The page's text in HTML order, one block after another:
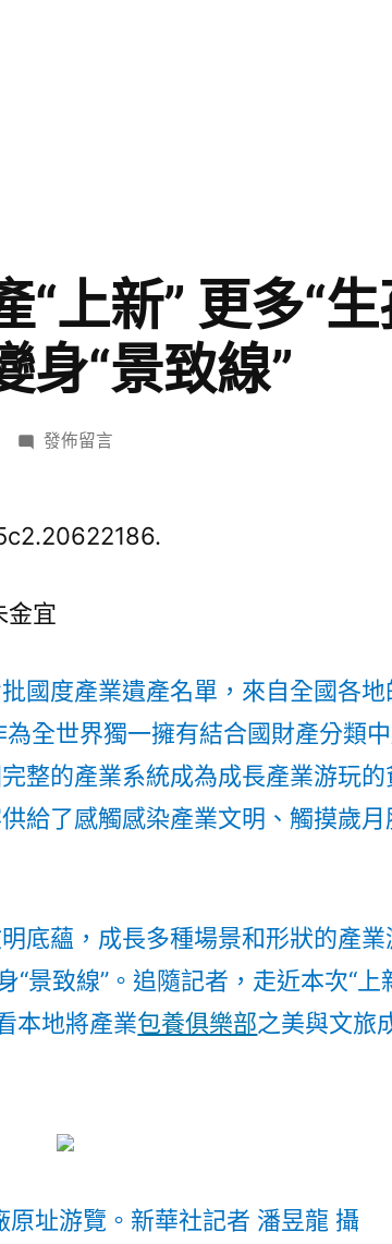
“上新” 更多“
身“景致線”
在
產
產
新”
多
“生
孩
子
心
貝
專
變
致
發佈留言
金宜
國度產業遺產名單，來自全國各地
全世界獨一擁有結合國財產分類
整的產業系統成為成長產業游玩的
給了感觸感染產業文明、觸摸歲月
底蘊，成長多種場景和形狀的產業
“景致線”。追隨記者，走近本次“上
本地將產業包養俱樂部之美與文旅
原址游覽。新華社記者 潘昱龍 攝